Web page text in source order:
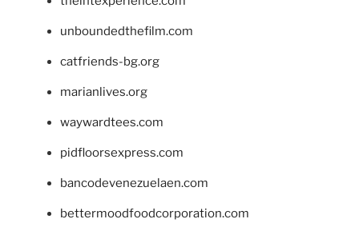
unboundedthefilm.com
catfriends-bg.org
marianlives.org
waywardtees.com
pidfloorsexpress.com
bancodevenezuelaen.com
bettermoodfoodcorporation.com